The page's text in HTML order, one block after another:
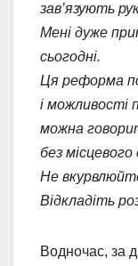
зав’язують
Мені дуже
сьогодні.
Ця реформа
і можливості
можна
без
Не
Відкладіть
Водночас, за